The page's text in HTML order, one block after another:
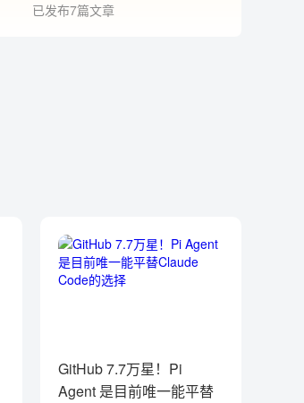
已发布7篇文章
GitHub 7.7万星！Pi
Agent 是目前唯一能平替